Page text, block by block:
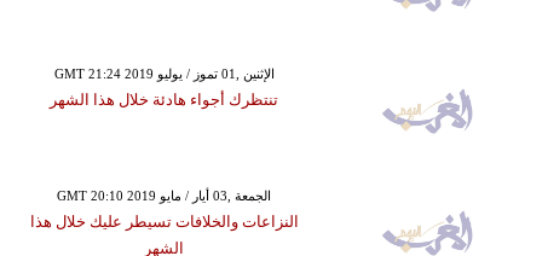
GMT 21:24 2019 الإثنين ,01 تموز / يوليو
تنتظرك أجواء هادئة خلال هذا الشهر
GMT 20:10 2019 الجمعة ,03 أيار / مايو
النزاعات والخلافات تسيطر عليك خلال هذا
الشهر